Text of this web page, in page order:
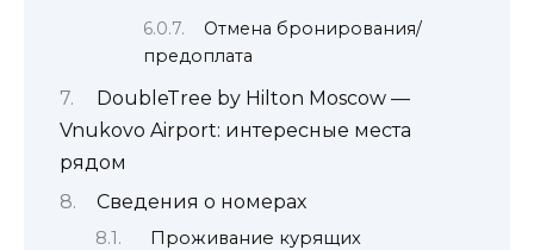
Отмена бронирования/
предоплата
DoubleTree by Hilton Moscow —
Vnukovo Airport: интересные места
рядом
Сведения о номерах
Проживание курящих